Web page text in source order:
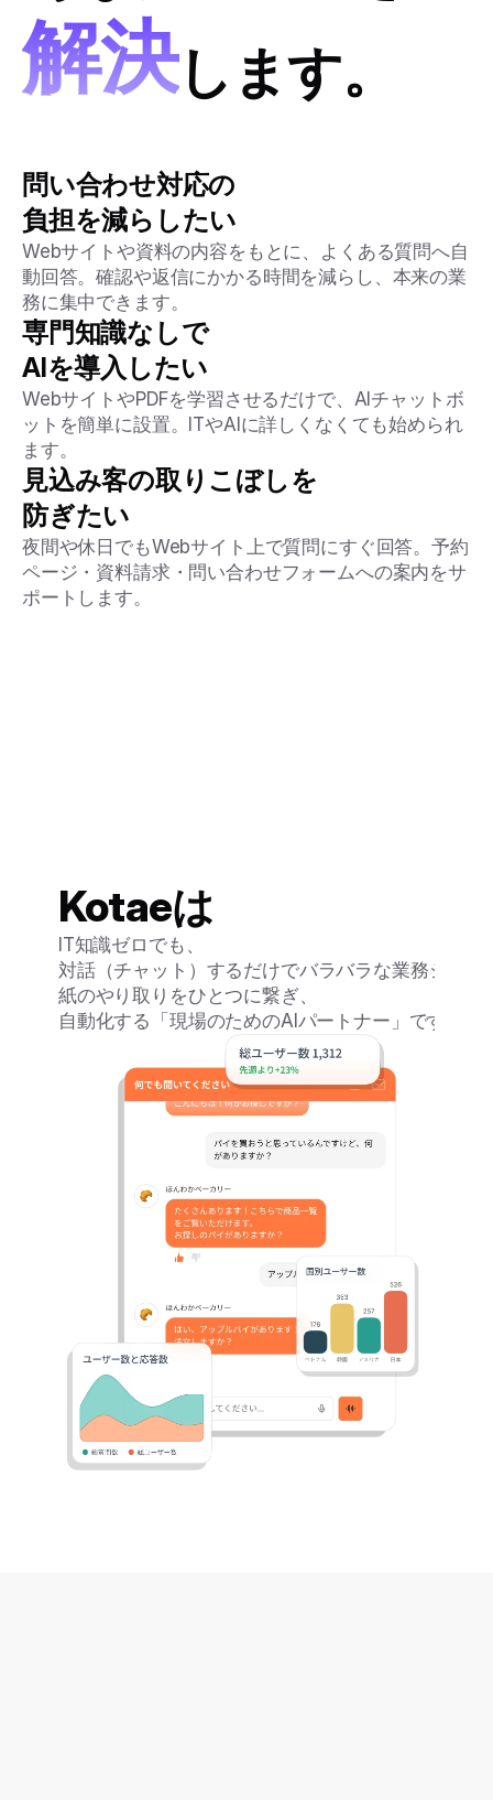
解決します。
問い合わせ対応の
負担を減らしたい
Webサイトや資料の内容をもとに、よくある質問へ自
動回答。確認や返信にかかる時間を減らし、本来の業
務に集中できます。
専門知識なしで
AIを導入したい
WebサイトやPDFを学習させるだけで、AIチャットボ
ットを簡単に設置。ITやAIに詳しくなくても始められ
ます。
見込み客の取りこぼしを
防ぎたい
夜間や休日でもWebサイト上で質問にすぐ回答。予約
ページ・資料請求・問い合わせフォームへの案内をサ
ポートします。
Kotaeは
IT知識ゼロでも、
対話（チャット）するだけでバラバラな業務システ
紙のやり取りをひとつに繋ぎ、
自動化する「現場のためのAIパートナー」です。